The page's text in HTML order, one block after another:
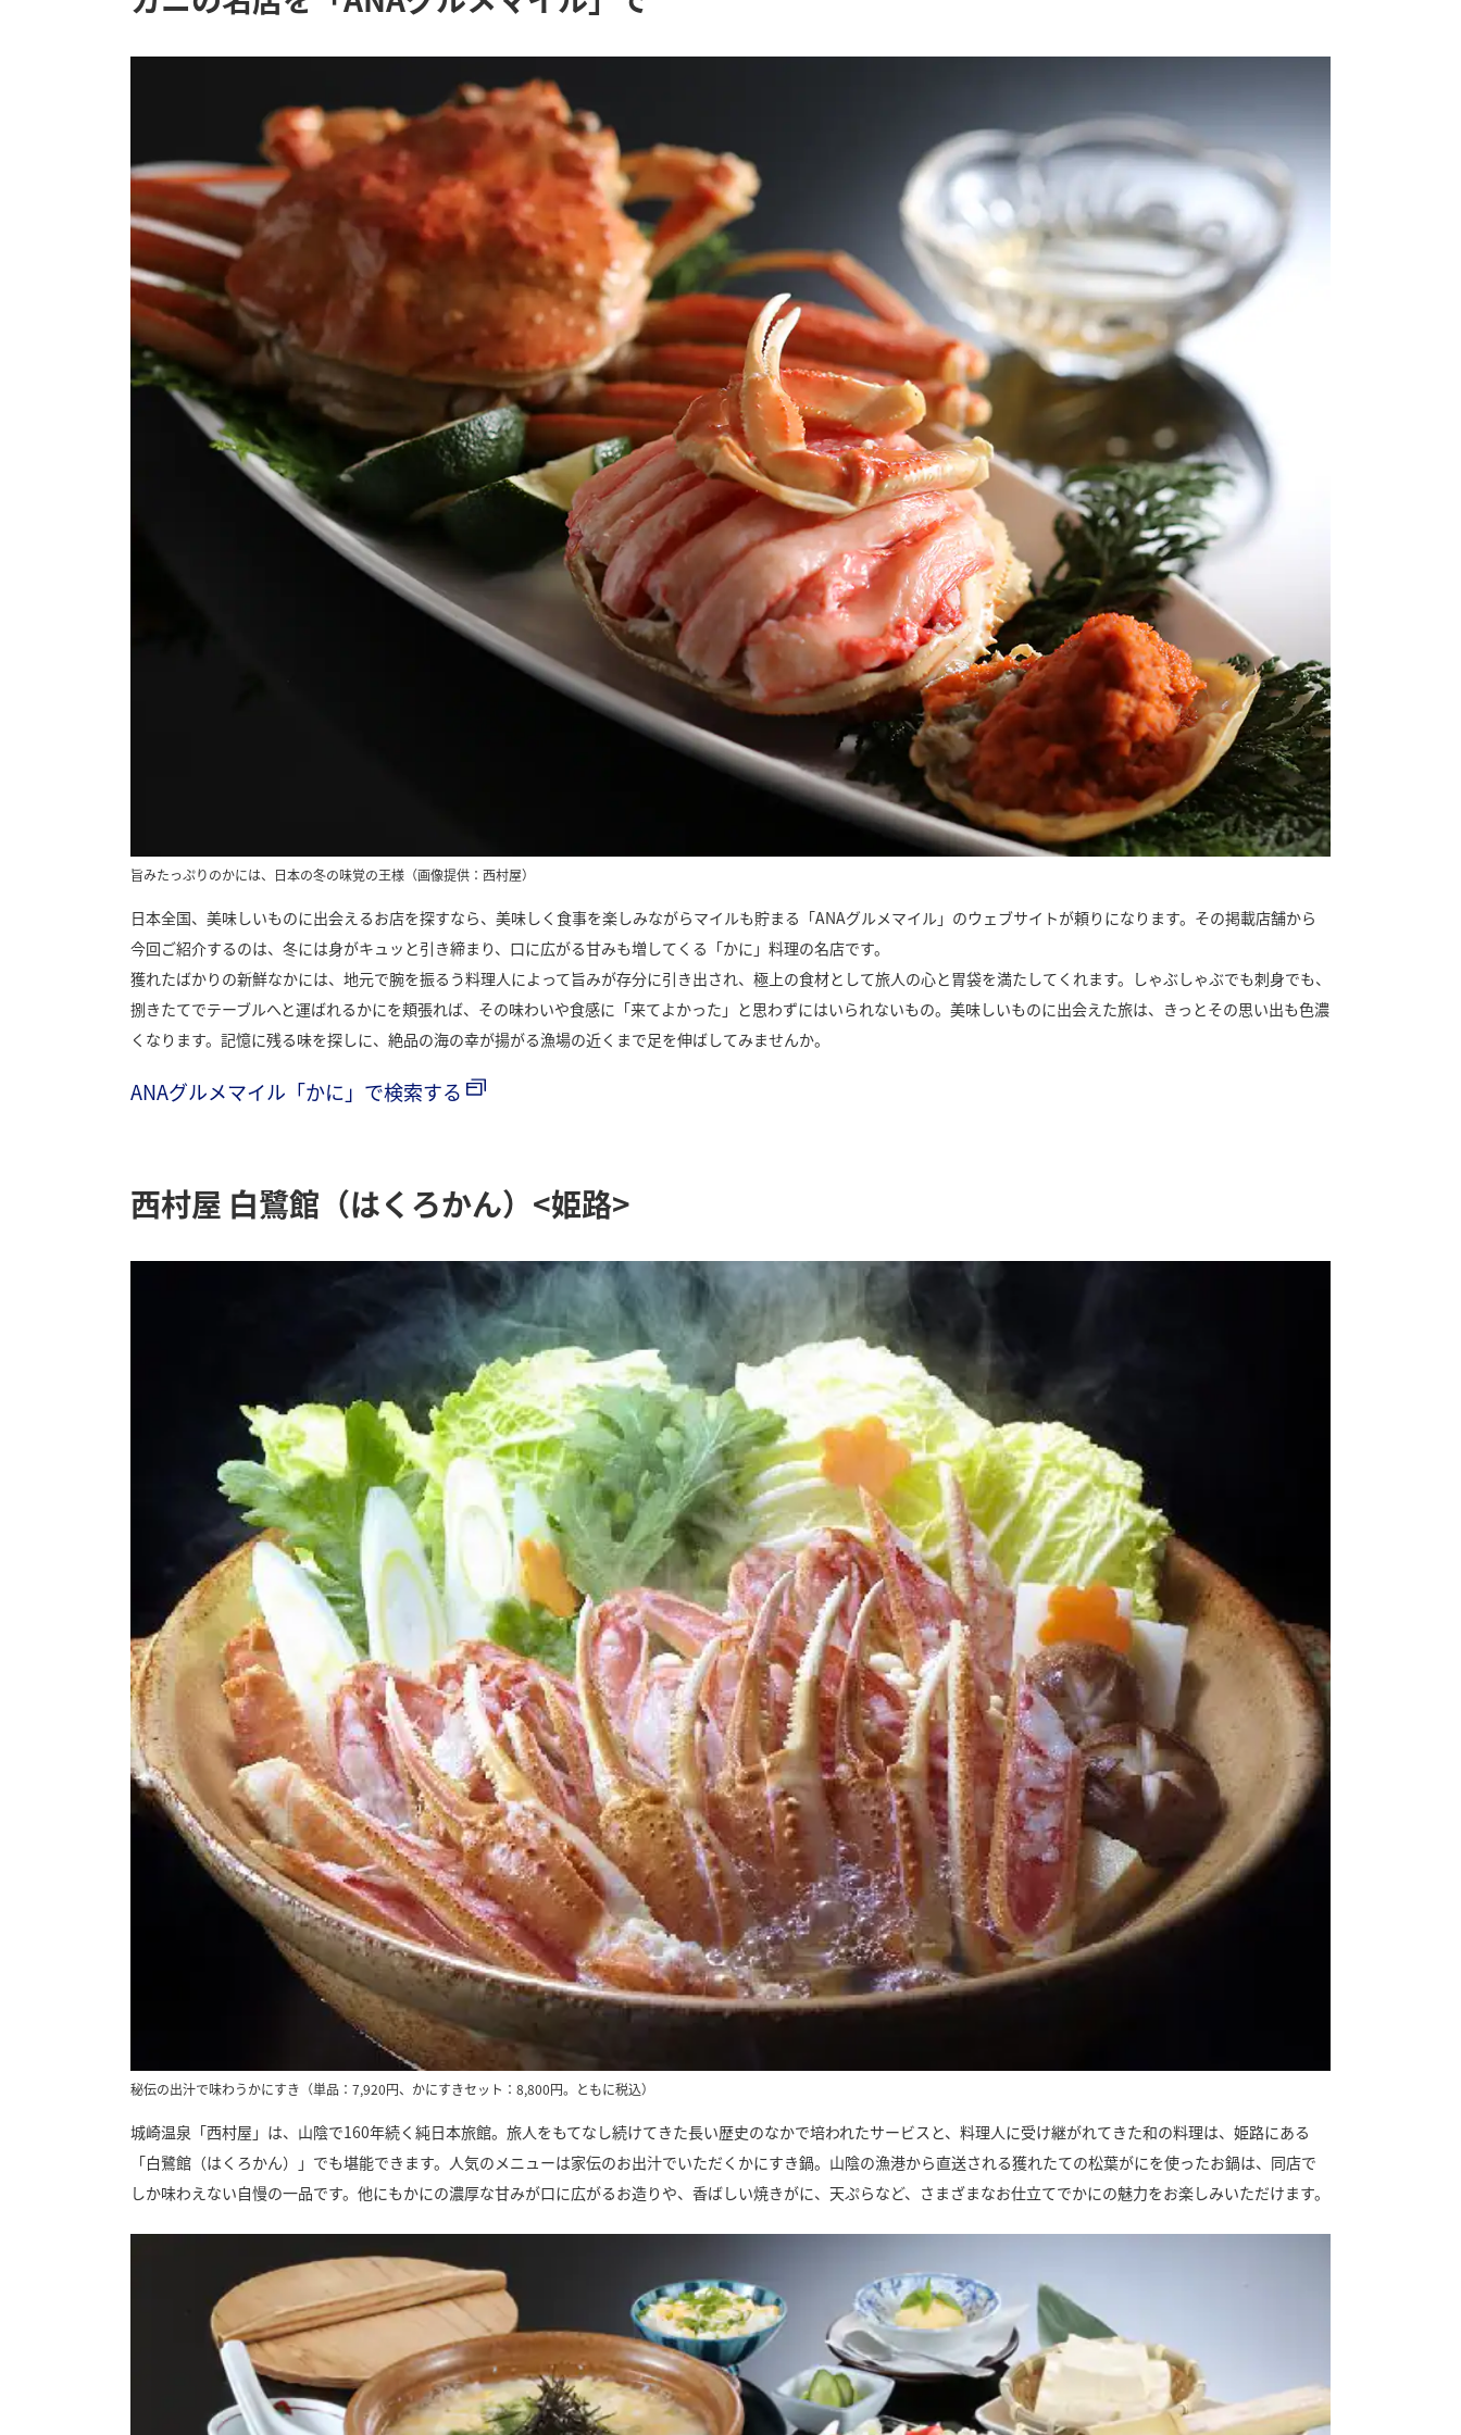
旨みたっぷりのかには、日本の冬の味覚の王様（画像提供：西村屋）
日本全国、美味しいものに出会えるお店を探すなら、美味しく食事を楽しみながらマイルも貯まる「ANAグルメマイル」のウェブサイトが頼りになります。その掲載店舗から
今回ご紹介するのは、冬には身がキュッと引き締まり、口に広がる甘みも増してくる「かに」料理の名店です。
獲れたばかりの新鮮なかには、地元で腕を振るう料理人によって旨みが存分に引き出され、極上の食材として旅人の心と胃袋を満たしてくれます。しゃぶしゃぶでも刺身でも、
捌きたてでテーブルへと運ばれるかにを頬張れば、その味わいや食感に「来てよかった」と思わずにはいられないもの。美味しいものに出会えた旅は、きっとその思い出も色濃
くなります。記憶に残る味を探しに、絶品の海の幸が揚がる漁場の近くまで足を伸ばしてみませんか。
ANAグルメマイル「かに」で検索する
西村屋 白鷺館（はくろかん）<姫路>
秘伝の出汁で味わうかにすき（単品：7,920円、かにすきセット：8,800円。ともに税込）
城崎温泉「西村屋」は、山陰で160年続く純日本旅館。旅人をもてなし続けてきた長い歴史のなかで培われたサービスと、料理人に受け継がれてきた和の料理は、姫路にある
「白鷺館（はくろかん）」でも堪能できます。人気のメニューは家伝のお出汁でいただくかにすき鍋。山陰の漁港から直送される獲れたての松葉がにを使ったお鍋は、同店で
しか味わえない自慢の一品です。他にもかにの濃厚な甘みが口に広がるお造りや、香ばしい焼きがに、天ぷらなど、さまざまなお仕立てでかにの魅力をお楽しみいただけます。